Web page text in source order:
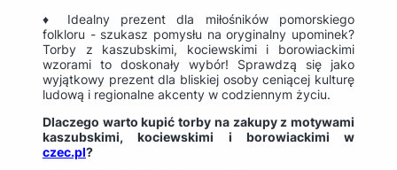
♦ Idealny prezent dla miłośników pomorskiego
folkloru - szukasz pomysłu na oryginalny upominek?
Torby z kaszubskimi, kociewskimi i borowiackimi
wzorami to doskonały wybór! Sprawdzą się jako
wyjątkowy prezent dla bliskiej osoby ceniącej kulturę
ludową i regionalne akcenty w codziennym życiu.
Dlaczego warto kupić torby na zakupy z motywami
kaszubskimi, kociewskimi i borowiackimi w
czec.pl?